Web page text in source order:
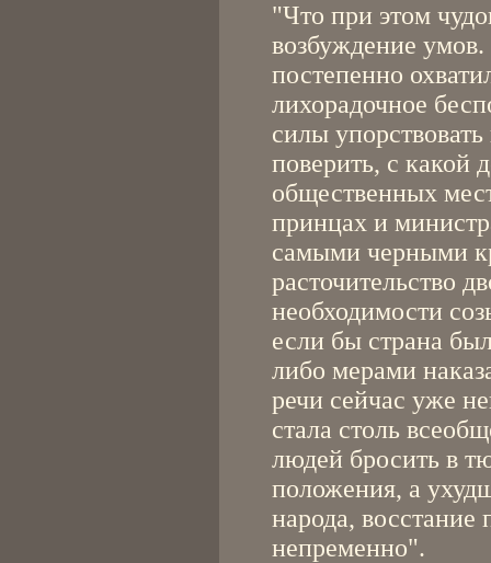
"Что при этом
возбуждение
постепенно
лихорадочное
силы
поверить, с какой
общественных
принцах и
самыми черными
расточительство
необходимости
если бы страна
либо мерами
речи сейчас уже
стала столь
людей бросить в
положения, а
народа, восстание
непременно".